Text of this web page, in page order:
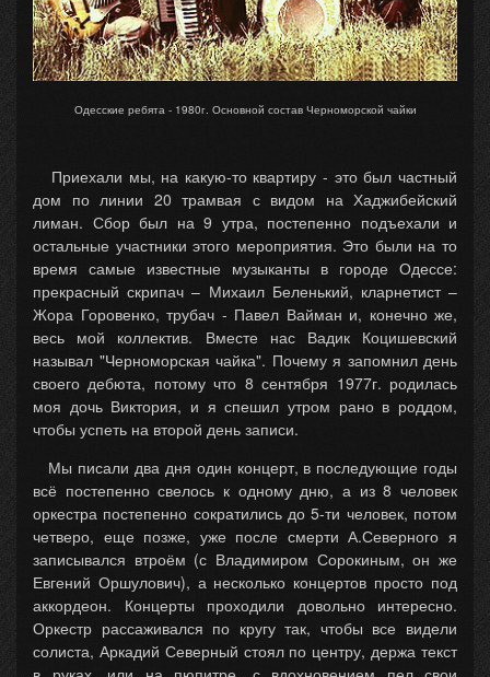
Одесские ребята - 1980г. Основной состав Черноморской чайки
Приехали мы, на какую-то квартиру - это был частный
дом по линии 20 трамвая с видом на Хаджибейский
лиман. Сбор был на 9 утра, постепенно подъехали и
остальные участники этого мероприятия. Это были на то
время самые известные музыканты в городе Одессе:
прекрасный скрипач – Михаил Беленький, кларнетист –
Жора Горовенко, трубач - Павел Вайман и, конечно же,
весь мой коллектив. Вместе нас Вадик Коцишевский
называл "Черноморская чайка". Почему я запомнил день
своего дебюта, потому что 8 сентября 1977г. родилась
моя дочь Виктория, и я спешил утром рано в роддом,
чтобы успеть на второй день записи.
Мы писали два дня один концерт, в последующие годы
всё постепенно свелось к одному дню, а из 8 человек
оркестра постепенно сократились до 5-ти человек, потом
четверо, еще позже, уже после смерти А.Северного я
записывался втроём (с Владимиром Сорокиным, он же
Евгений Оршулович), а несколько концертов просто под
аккордеон. Концерты проходили довольно интересно.
Оркестр рассаживался по кругу так, чтобы все видели
солиста, Аркадий Северный стоял по центру, держа текст